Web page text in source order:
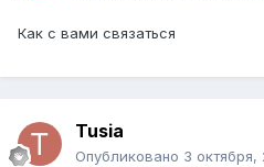
Как с вами связаться
Tusia
Опубликовано 3 октября,